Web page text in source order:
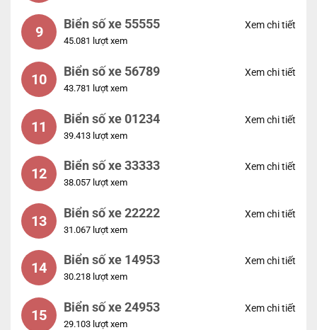
9 Biển số xe 55555
45.081 lượt xem
Xem chi tiết
10 Biển số xe 56789
43.781 lượt xem
Xem chi tiết
11 Biển số xe 01234
39.413 lượt xem
Xem chi tiết
12 Biển số xe 33333
38.057 lượt xem
Xem chi tiết
13 Biển số xe 22222
31.067 lượt xem
Xem chi tiết
14 Biển số xe 14953
30.218 lượt xem
Xem chi tiết
15 Biển số xe 24953
29.103 lượt xem
Xem chi tiết